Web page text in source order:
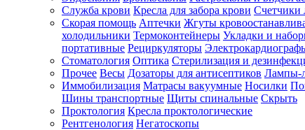
одном
месте
Личный
менеджер
Отслеживание
статуса
заказа
Служба крови Кресла для забора крови Счетчики
Скорая помощь Аптечки Жгуты
холодильники Термоконтейнеры Укладки и
портативные Рециркуляторы
Стоматология Оптика Стерилизация и
Прочее Весы Дозаторы для антисептиков Лампы-
Иммобилизация Матрасы вакуумные Носилки
Шины транспортные Щиты спинальные Скрыть
Проктология Кресла проктологические
Рентгенология Негатоскопы